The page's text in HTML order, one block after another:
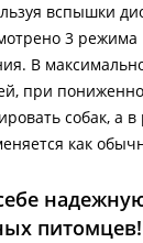
вспышки
3 режима
В
при
собак, а
как
питомцев!